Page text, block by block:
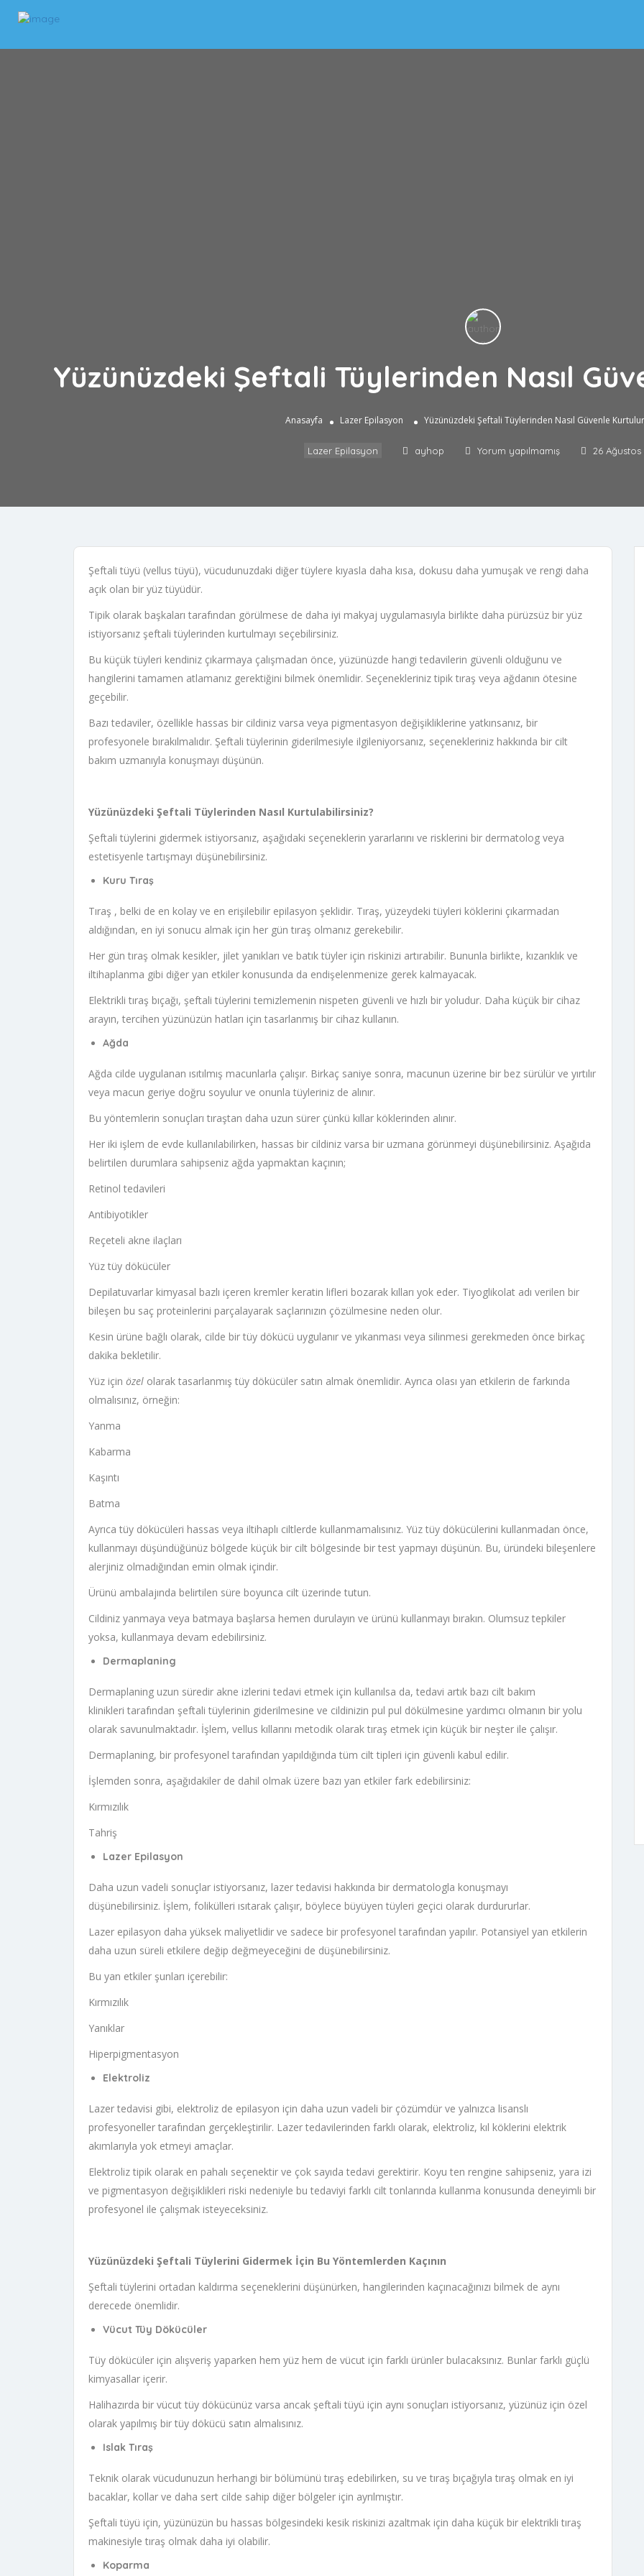
Yüzünüzdeki Şeftali Tüylerinden Nasıl
Anasayfa Lazer Epilasyon Yüzünüzdeki Şeftali Tüylerinden Nasıl Güvenle
Lazer Epilasyon ayhop Yorum yapılmamış 26 Ağustos
Şeftali tüyü (vellus tüyü), vücudunuzdaki diğer tüylere kıyasla daha kısa, dokusu daha yumuşak ve rengi daha
açık olan bir yüz tüyüdür.
Tipik olarak başkaları tarafından görülmese de daha iyi makyaj uygulamasıyla birlikte daha pürüzsüz bir yüz
istiyorsanız şeftali tüylerinden kurtulmayı seçebilirsiniz.
Bu küçük tüyleri kendiniz çıkarmaya çalışmadan önce, yüzünüzde hangi tedavilerin güvenli olduğunu ve
hangilerini tamamen atlamanız gerektiğini bilmek önemlidir. Seçenekleriniz tipik tıraş veya ağdanın ötesine
geçebilir.
Bazı tedaviler, özellikle hassas bir cildiniz varsa veya pigmentasyon değişikliklerine yatkınsanız, bir
profesyonele bırakılmalıdır. Şeftali tüylerinin giderilmesiyle ilgileniyorsanız, seçenekleriniz hakkında bir cilt
bakım uzmanıyla konuşmayı düşünün.
Yüzünüzdeki Şeftali Tüylerinden Nasıl Kurtulabilirsiniz?
Şeftali tüylerini gidermek istiyorsanız, aşağıdaki seçeneklerin yararlarını ve risklerini bir dermatolog veya
estetisyenle tartışmayı düşünebilirsiniz.
Kuru Tıraş
Tıraş , belki de en kolay ve en erişilebilir epilasyon şeklidir. Tıraş, yüzeydeki tüyleri köklerini çıkarmadan
aldığından, en iyi sonucu almak için her gün tıraş olmanız gerekebilir.
Her gün tıraş olmak kesikler, jilet yanıkları ve batık tüyler için riskinizi artırabilir. Bununla birlikte, kızarıklık ve
iltihaplanma gibi diğer yan etkiler konusunda da endişelenmenize gerek kalmayacak.
Elektrikli tıraş bıçağı, şeftali tüylerini temizlemenin nispeten güvenli ve hızlı bir yoludur. Daha küçük bir cihaz
arayın, tercihen yüzünüzün hatları için tasarlanmış bir cihaz kullanın.
Ağda
Ağda cilde uygulanan ısıtılmış macunlarla çalışır. Birkaç saniye sonra, macunun üzerine bir bez sürülür ve yırtılır
veya macun geriye doğru soyulur ve onunla tüyleriniz de alınır.
Bu yöntemlerin sonuçları tıraştan daha uzun sürer çünkü kıllar köklerinden alınır.
Her iki işlem de evde kullanılabilirken, hassas bir cildiniz varsa bir uzmana görünmeyi düşünebilirsiniz. Aşağıda
belirtilen durumlara sahipseniz ağda yapmaktan kaçının;
Retinol tedavileri
Antibiyotikler
Reçeteli akne ilaçları
Yüz tüy dökücüler
Depilatuvarlar kimyasal bazlı içeren kremler keratin lifleri bozarak kılları yok eder. Tiyoglikolat adı verilen bir
bileşen bu saç proteinlerini parçalayarak saçlarınızın çözülmesine neden olur.
Kesin ürüne bağlı olarak, cilde bir tüy dökücü uygulanır ve yıkanması veya silinmesi gerekmeden önce birkaç
dakika bekletilir.
Yüz için özel olarak tasarlanmış tüy dökücüler satın almak önemlidir. Ayrıca olası yan etkilerin de farkında
olmalısınız, örneğin:
Yanma
Kabarma
Kaşıntı
Batma
Ayrıca tüy dökücüleri hassas veya iltihaplı ciltlerde kullanmamalısınız. Yüz tüy dökücülerini kullanmadan önce,
kullanmayı düşündüğünüz bölgede küçük bir cilt bölgesinde bir test yapmayı düşünün. Bu, üründeki bileşenlere
alerjiniz olmadığından emin olmak içindir.
Ürünü ambalajında ​​belirtilen süre boyunca cilt üzerinde tutun.
Cildiniz yanmaya veya batmaya başlarsa hemen durulayın ve ürünü kullanmayı bırakın. Olumsuz tepkiler
yoksa, kullanmaya devam edebilirsiniz.
Dermaplaning
Dermaplaning uzun süredir akne izlerini tedavi etmek için kullanılsa da, tedavi artık bazı cilt bakım
klinikleri tarafından şeftali tüylerinin giderilmesine ve cildinizin pul pul dökülmesine yardımcı olmanın bir yolu
olarak savunulmaktadır. İşlem, vellus kıllarını metodik olarak tıraş etmek için küçük bir neşter ile çalışır.
Dermaplaning, bir profesyonel tarafından yapıldığında tüm cilt tipleri için güvenli kabul edilir.
İşlemden sonra, aşağıdakiler de dahil olmak üzere bazı yan etkiler fark edebilirsiniz:
Kırmızılık
Tahriş
Lazer Epilasyon
Daha uzun vadeli sonuçlar istiyorsanız, lazer tedavisi hakkında bir dermatologla konuşmayı
düşünebilirsiniz. İşlem, folikülleri ısıtarak çalışır, böylece büyüyen tüyleri geçici olarak durdururlar.
Lazer epilasyon daha yüksek maliyetlidir ve sadece bir profesyonel tarafından yapılır. Potansiyel yan etkilerin
daha uzun süreli etkilere değip değmeyeceğini de düşünebilirsiniz.
Bu yan etkiler şunları içerebilir:
Kırmızılık
Yanıklar
Hiperpigmentasyon
Elektroliz
Lazer tedavisi gibi, elektroliz de epilasyon için daha uzun vadeli bir çözümdür ve yalnızca lisanslı
profesyoneller tarafından gerçekleştirilir. Lazer tedavilerinden farklı olarak, elektroliz, kıl köklerini elektrik
akımlarıyla yok etmeyi amaçlar.
Elektroliz tipik olarak en pahalı seçenektir ve çok sayıda tedavi gerektirir. Koyu ten rengine sahipseniz, yara izi
ve pigmentasyon değişiklikleri riski nedeniyle bu tedaviyi farklı cilt tonlarında kullanma konusunda deneyimli bir
profesyonel ile çalışmak isteyeceksiniz.
Yüzünüzdeki Şeftali Tüylerini Gidermek İçin Bu Yöntemlerden Kaçının
Şeftali tüylerini ortadan kaldırma seçeneklerini düşünürken, hangilerinden kaçınacağınızı bilmek de aynı
derecede önemlidir.
Vücut Tüy Dökücüler
Tüy dökücüler için alışveriş yaparken hem yüz hem de vücut için farklı ürünler bulacaksınız. Bunlar farklı güçlü
kimyasallar içerir.
Halihazırda bir vücut tüy dökücünüz varsa ancak şeftali tüyü için aynı sonuçları istiyorsanız, yüzünüz için özel
olarak yapılmış bir tüy dökücü satın almalısınız.
Islak Tıraş
Teknik olarak vücudunuzun herhangi bir bölümünü tıraş edebilirken, su ve tıraş bıçağıyla tıraş olmak en iyi
bacaklar, kollar ve daha sert cilde sahip diğer bölgeler için ayrılmıştır.
Şeftali tüyü için, yüzünüzün bu hassas bölgesindeki kesik riskinizi azaltmak için daha küçük bir elektrikli tıraş
makinesiyle tıraş olmak daha iyi olabilir.
Koparma